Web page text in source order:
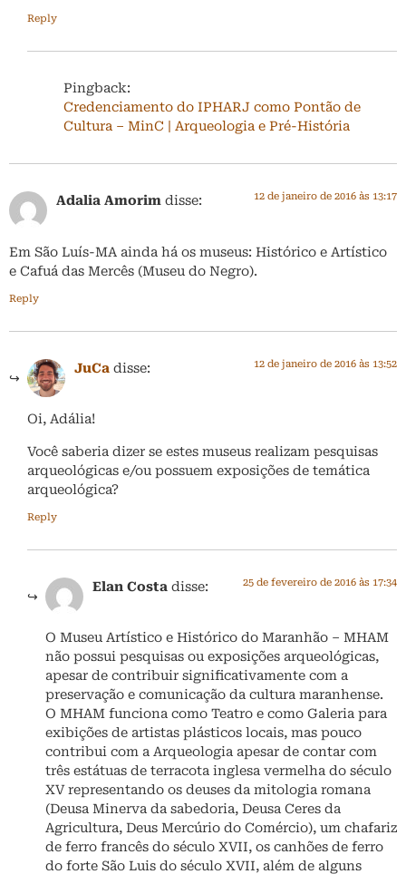
Reply
Pingback:
Credenciamento do IPHARJ como Pontão de
Cultura – MinC | Arqueologia e Pré-História
Adalia Amorim disse: 12 de janeiro de 2016 às 13:17
Em São Luís-MA ainda há os museus: Histórico e Artístico
e Cafuá das Mercês (Museu do Negro).
Reply
JuCa disse: 12 de janeiro de 2016 às 13:52
Oi, Adália!
Você saberia dizer se estes museus realizam pesquisas
arqueológicas e/ou possuem exposições de temática
arqueológica?
Reply
Elan Costa disse: 25 de fevereiro de 2016 às 17:34
O Museu Artístico e Histórico do Maranhão – MHAM
não possui pesquisas ou exposições arqueológicas,
apesar de contribuir significativamente com a
preservação e comunicação da cultura maranhense.
O MHAM funciona como Teatro e como Galeria para
exibições de artistas plásticos locais, mas pouco
contribui com a Arqueologia apesar de contar com
três estátuas de terracota inglesa vermelha do século
XV representando os deuses da mitologia romana
(Deusa Minerva da sabedoria, Deusa Ceres da
Agricultura, Deus Mercúrio do Comércio), um chafariz
de ferro francês do século XVII, os canhões de ferro
do forte São Luis do século XVII, além de alguns